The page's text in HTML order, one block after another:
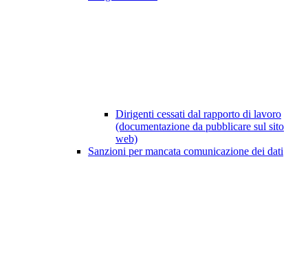
Dirigenti cessati dal rapporto di lavoro
(documentazione da pubblicare sul sito
web)
Sanzioni per mancata comunicazione dei dati